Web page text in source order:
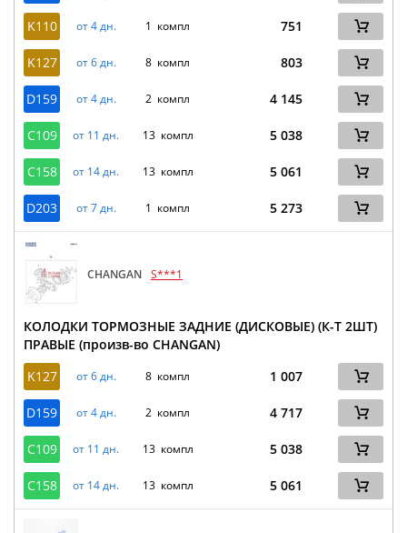
K110 от 4 дн. 1 компл 751
K127 от 6 дн. 8 компл 803
D159 от 4 дн. 2 компл 4 145
C109 от 11 дн. 13 компл 5 038
C158 от 14 дн. 13 компл 5 061
D203 от 7 дн. 1 компл 5 273
CHANGAN S***1
КОЛОДКИ ТОРМОЗНЫЕ ЗАДНИЕ (ДИСКОВЫЕ) (К-Т 2ШТ)
ПРАВЫЕ (произв-во CHANGAN)
K127
от 6 дн. 8 компл 1 007
D159 от 4 дн. 2 компл 4 717
C109 от 11 дн. 13 компл 5 038
C158 от 14 дн. 13 компл 5 061